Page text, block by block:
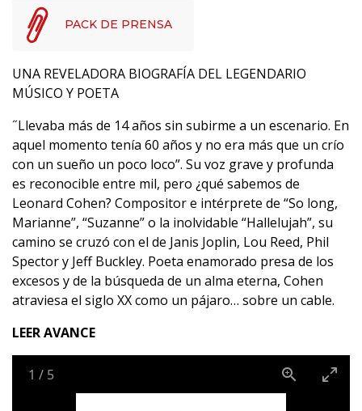
PACK DE PRENSA
UNA REVELADORA BIOGRAFÍA DEL LEGENDARIO
MÚSICO Y POETA
˝Llevaba más de 14 años sin subirme a un escenario. En
aquel momento tenía 60 años y no era más que un crío
con un sueño un poco loco”. Su voz grave y profunda
es reconocible entre mil, pero ¿qué sabemos de
Leonard Cohen? Compositor e intérprete de “So long,
Marianne”, “Suzanne” o la inolvidable “Hallelujah”, su
camino se cruzó con el de Janis Joplin, Lou Reed, Phil
Spector y Jeff Buckley. Poeta enamorado presa de los
excesos y de la búsqueda de un alma eterna, Cohen
atraviesa el siglo XX como un pájaro… sobre un cable.
LEER AVANCE
1 / 5